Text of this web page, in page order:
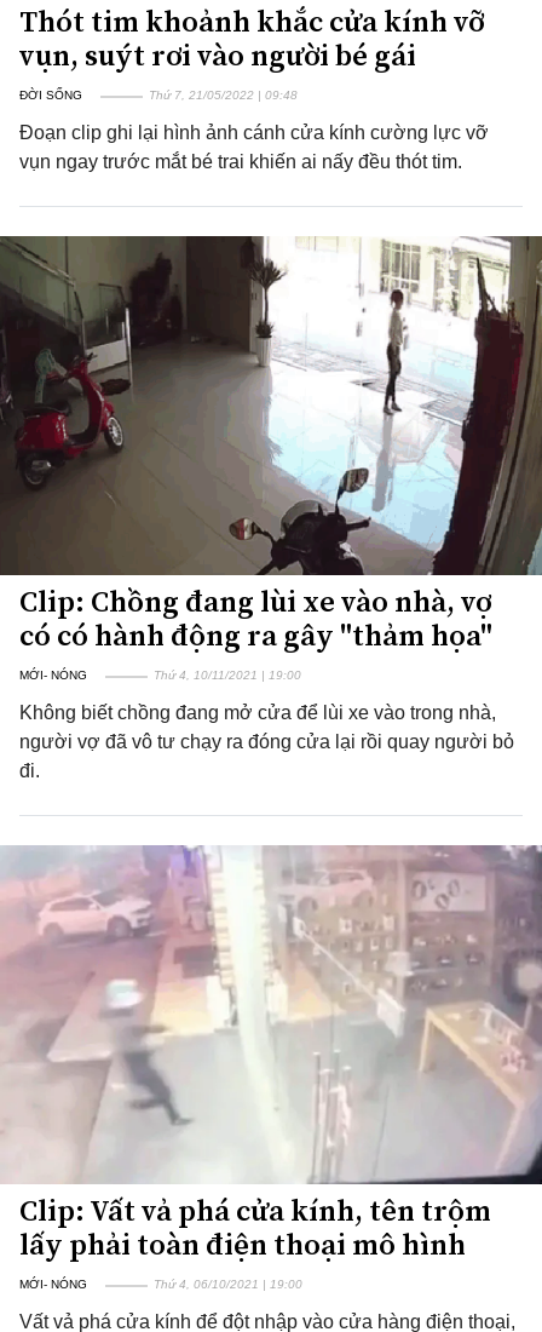
Thót tim khoảnh khắc cửa kính vỡ
vụn, suýt rơi vào người bé gái
ĐỜI SỐNG Thứ 7, 21/05/2022 | 09:48
Đoạn clip ghi lại hình ảnh cánh cửa kính cường lực vỡ
vụn ngay trước mắt bé trai khiến ai nấy đều thót tim.
Clip: Chồng đang lùi xe vào nhà, vợ
có có hành động ra gây "thảm họa"
MỚI- NÓNG Thứ 4, 10/11/2021 | 19:00
Không biết chồng đang mở cửa để lùi xe vào trong nhà,
người vợ đã vô tư chạy ra đóng cửa lại rồi quay người bỏ
đi.
Clip: Vất vả phá cửa kính, tên trộm
lấy phải toàn điện thoại mô hình
MỚI- NÓNG Thứ 4, 06/10/2021 | 19:00
Vất vả phá cửa kính để đột nhập vào cửa hàng điện thoại,